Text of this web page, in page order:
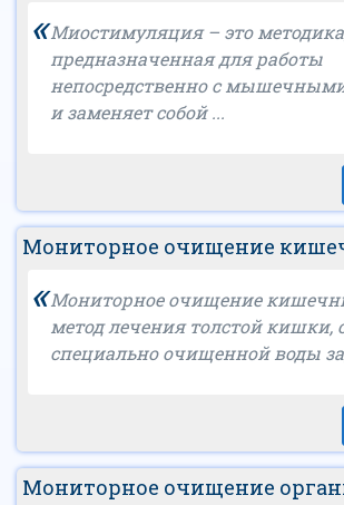
«Миостимуляция – это
предназначенная для работы
непосредственно с
и заменяет собой ...
Мониторное очищение
«Мониторное очищение
метод лечения толстой
специально очищенной воды
Мониторное очищение